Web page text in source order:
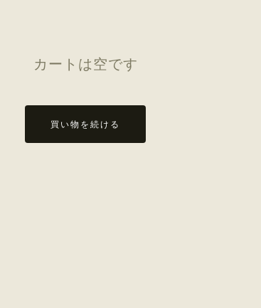
カートは空です
買い物を続ける